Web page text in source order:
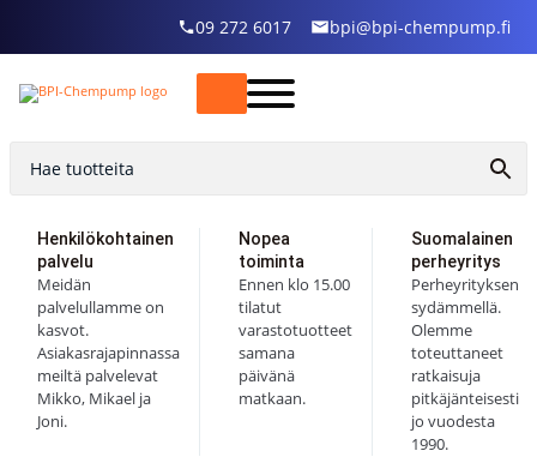
09 272 6017 bpi@bpi-chempump.fi
Henkilökohtainen
palvelu
Meidän
palvelullamme on
kasvot.
Asiakasrajapinnassa
meiltä palvelevat
Mikko, Mikael ja
Joni.
Nopea
toiminta
Ennen klo 15.00
tilatut
varastotuotteet
samana
päivänä
matkaan.
Suomalainen
perheyritys
Perheyrityksen
sydämmellä.
Olemme
toteuttaneet
ratkaisuja
pitkäjänteisesti
jo vuodesta
1990.